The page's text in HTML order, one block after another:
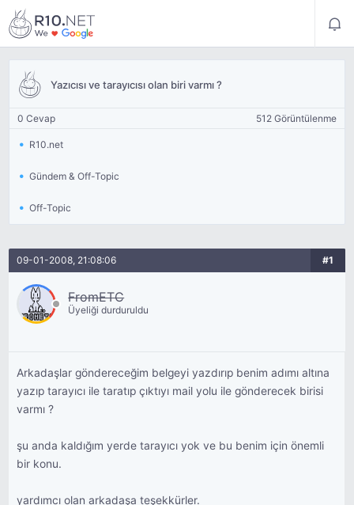
Yazıcısı ve tarayıcısı olan biri varmı ?
0 Cevap 512 Görüntülenme
R10.net
Gündem & Off-Topic
Off-Topic
09-01-2008, 21:08:06 #1
FromETC
Üyeliği durduruldu
Arkadaşlar göndereceğim belgeyi yazdırıp benim adımı altına
yazıp tarayıcı ile taratıp çıktıyı mail yolu ile gönderecek birisi
varmı ?
şu anda kaldığım yerde tarayıcı yok ve bu benim için önemli
bir konu.
yardımcı olan arkadaşa teşekkürler.